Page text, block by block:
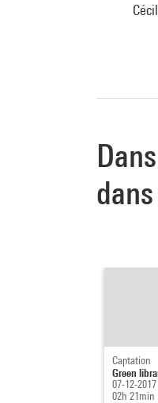
Captation
Green
07-12-2017
02h 21min